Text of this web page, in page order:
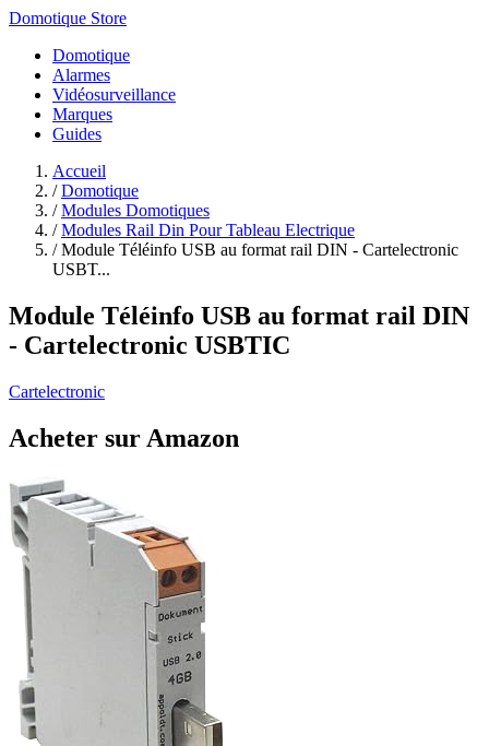
Domotique Store
Domotique
Alarmes
Vidéosurveillance
Marques
Guides
Accueil
/ Domotique
/ Modules Domotiques
/ Modules Rail Din Pour Tableau Electrique
/ Module Téléinfo USB au format rail DIN - Cartelectronic
USBT...
Module Téléinfo USB au format rail DIN
- Cartelectronic USBTIC
Cartelectronic
Acheter sur Amazon